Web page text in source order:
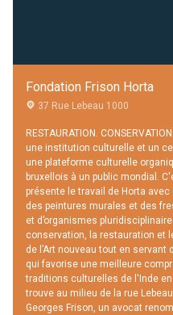
Fondation Frison Horta
37 Rue Lebeau 1000
RESTAURATION.
une institution culturelle et un
une plateforme culturelle
bruxellois à un public mondial.
présente le travail de Horta
des peintures murales et des
et d’organismes
conservation, la restauration et
de l’Art nouveau tout en servant
qui favorise une meilleure
traditions culturelles de l'Inde
trouve au milieu de la rue
Georges Frison, un avocat